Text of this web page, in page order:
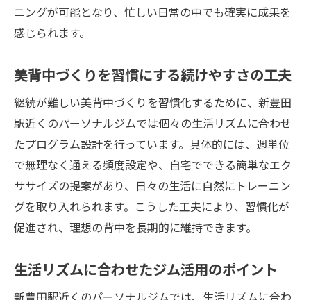
ニングが可能となり、忙しい日常の中でも確実に成果を
感じられます。
美背中づくりを習慣にする続けやすさの工夫
継続が難しい美背中づくりを習慣化するために、新豊田
駅近くのパーソナルジムでは個々の生活リズムに合わせ
たプログラム設計を行っています。具体的には、週単位
で無理なく通える頻度設定や、自宅でできる簡単なエク
ササイズの提案があり、日々の生活に自然にトレーニン
グを取り入れられます。こうした工夫により、習慣化が
促進され、理想の背中を長期的に維持できます。
生活リズムに合わせたジム活用のポイント
新豊田駅近くのパーソナルジムでは、生活リズムに合わ